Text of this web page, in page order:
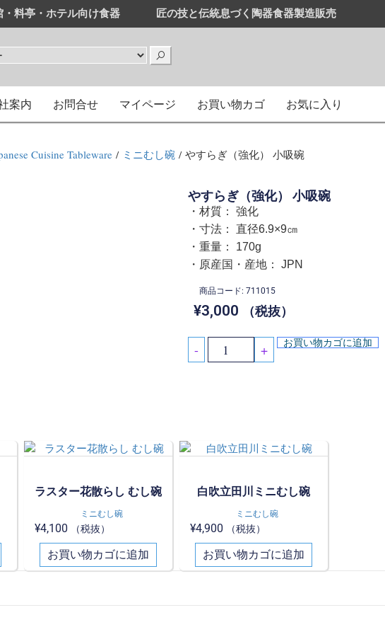
料亭・ホテル向け食器 匠の技と伝統息づく陶器食器製造販売
・料亭・ホテル等業務用卸販売
かわいい和食器・洋食器はまとめ買いがお得です。
案内 お問合せ マイページ お買い物カゴ お気に入り
Cuisine Tableware / ミニむし碗 / やすらぎ（強化） 小吸碗
やすらぎ（強化） 小吸碗
・材質： 強化
・寸法： 直径6.9×9㎝
・重量： 170g
・原産国・産地： JPN
商品コード: 711015
¥3,000 （税抜）
- + お買い物カゴに追加
ラスター花散らし むし碗
ミニむし碗
¥4,100 （税抜）
お買い物カゴに追加
白吹立田川ミニむし碗
ミニむし碗
¥4,900 （税抜）
お買い物カゴに追加